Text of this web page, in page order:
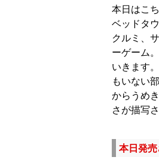
本日はこ
ベッドタ
クルミ、
ーゲーム
いきます
もいない
からうめ
さが描写
本日発